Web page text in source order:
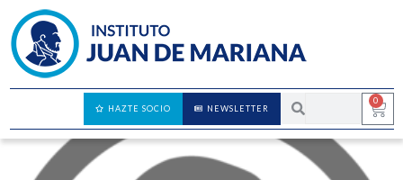
0
NEWSLETTER
HAZTE SOCIO